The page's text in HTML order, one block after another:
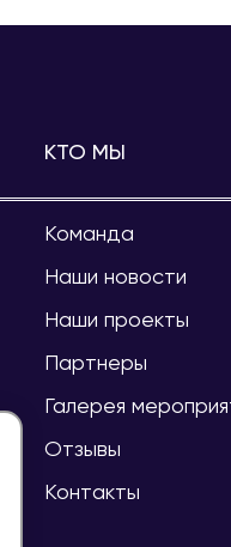
КТО МЫ
Команда
Наши новости
Наши проекты
Партнеры
Галерея
Отзывы
Контакты